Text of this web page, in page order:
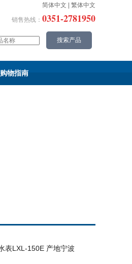
简体中文 繁体中文
销售热线： 0351-2781950
购物指南